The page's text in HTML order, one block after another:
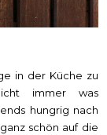
in der Küche zu
immer was
hungrig nach
schön auf die